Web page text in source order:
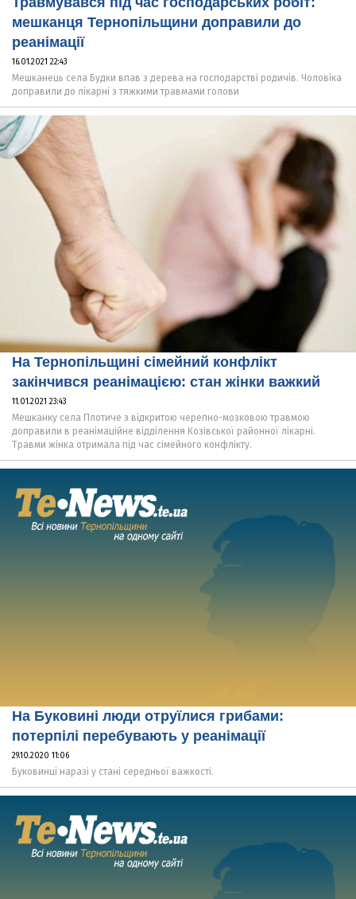
мешканця Тернопільщини доправили до
реанімації
16.01.2021 22:43
Мешканець села Будки впав з дерева на господарстві родичів. Чоловіка
доправили до лікарні з тяжкими травмами голови
На Тернопільщині сімейний конфлікт
закінчився реанімацією: стан жінки важкий
11.01.2021 23:43
Мешканку села Плотиче з відкритою черепно-мозковою травмою
доправили в реанімаційне відділення Козівської районної лікарні.
Травми жінка отримала під час сімейного конфлікту.
На Буковині люди отруїлися грибами:
потерпілі перебувають у реанімації
29.10.2020 11:06
Буковинці наразі у стані середньої важкості.